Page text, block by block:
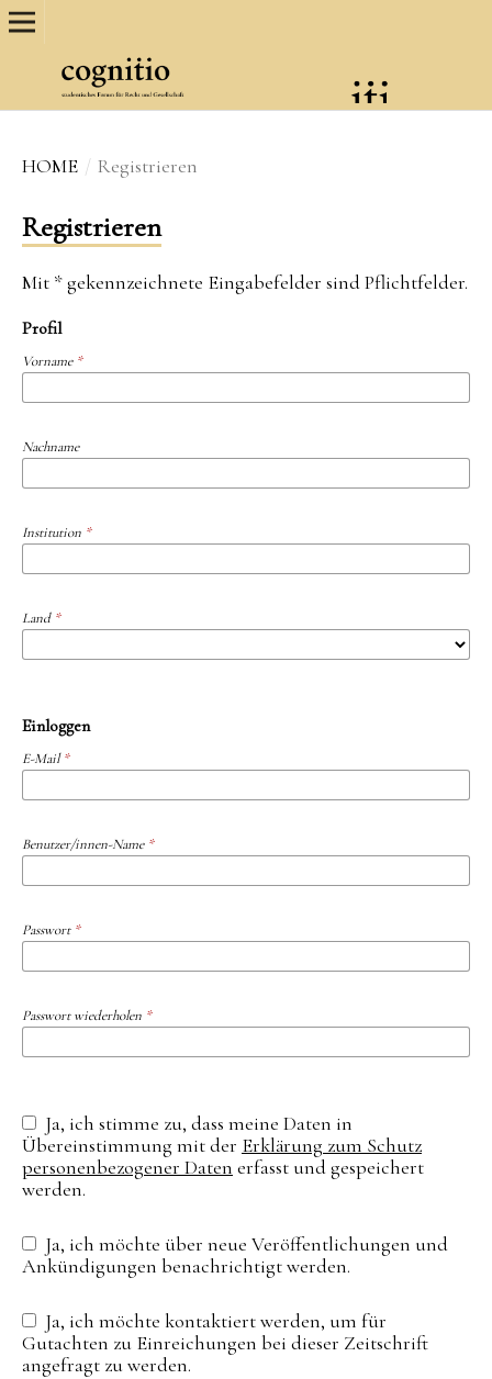
HOME / Registrieren
Registrieren
Mit * gekennzeichnete Eingabefelder sind Pflichtfelder.
Profil
Vorname *
Nachname
Institution *
Land *
Einloggen
E-Mail*
Benutzer/innen-Name *
Passwort *
Passwort wiederholen *
Übereinstimmung mit der Erklärung zum Schutz
personenbezogener Daten erfasst und gespeichert
werden.
Ankündigungen benachrichtigt werden.
Gutachten zu Einreichungen bei dieser Zeitschrift
angefragt zu werden.